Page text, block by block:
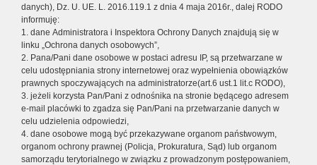
danych), Dz. U. UE. L. 2016.119.1 z dnia 4 maja 2016r., dalej RODO
informuję:
1. dane Administratora i Inspektora Ochrony Danych znajdują się w
linku „Ochrona danych osobowych”,
2. Pana/Pani dane osobowe w postaci adresu IP, są przetwarzane w
celu udostępniania strony internetowej oraz wypełnienia obowiązków
prawnych spoczywających na administratorze(art.6 ust.1 lit.c RODO),
3. jeżeli korzysta Pan/Pani z odnośnika na stronie będącego adresem
e-mail placówki to zgadza się Pan/Pani na przetwarzanie danych w
celu udzielenia odpowiedzi,
4. dane osobowe mogą być przekazywane organom państwowym,
organom ochrony prawnej (Policja, Prokuratura, Sąd) lub organom
samorządu terytorialnego w związku z prowadzonym postępowaniem,